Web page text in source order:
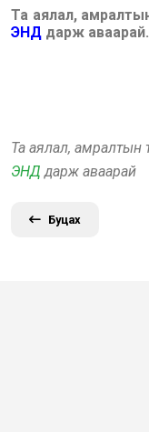
Та аялал,
ЭНД дарж аваарай.
Та аялал, амралтын
ЭНД дарж аваарай
Буцах